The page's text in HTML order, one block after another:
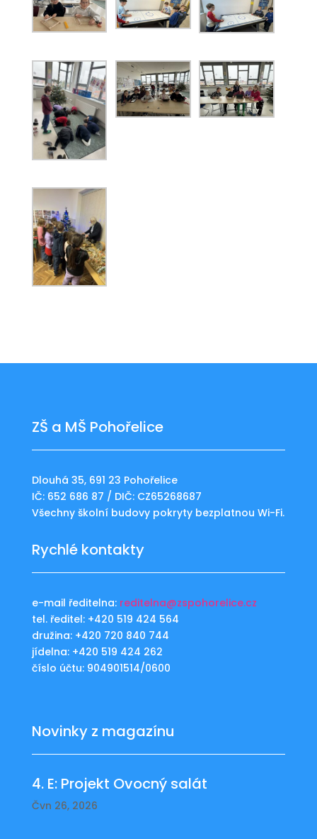
ZŠ a MŠ Pohořelice
Dlouhá 35, 691 23 Pohořelice
IČ: 652 686 87 / DIČ: CZ65268687
Všechny školní budovy pokryty bezplatnou Wi-Fi.
Rychlé kontakty
e-mail ředitelna: reditelna@zspohorelice.cz
tel. ředitel: +420 519 424 564
družina: +420 720 840 744
jídelna: +420 519 424 262
číslo účtu: 904901514/0600
Novinky z magazínu
4. E: Projekt Ovocný salát
Čvn 26, 2026